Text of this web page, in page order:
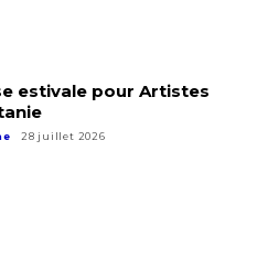
estivale pour Artistes
28 juillet 2026